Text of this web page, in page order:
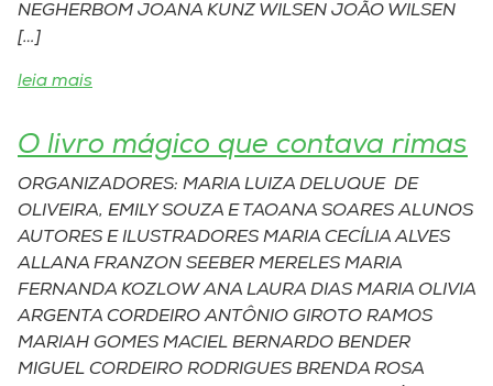
NEGHERBOM JOANA KUNZ WILSEN JOÃO WILSEN
[…]
leia mais
O livro mágico que contava rimas
ORGANIZADORES: MARIA LUIZA DELUQUE DE
OLIVEIRA, EMILY SOUZA E TAOANA SOARES ALUNOS
AUTORES E ILUSTRADORES MARIA CECÍLIA ALVES
ALLANA FRANZON SEEBER MERELES MARIA
FERNANDA KOZLOW ANA LAURA DIAS MARIA OLIVIA
ARGENTA CORDEIRO ANTÔNIO GIROTO RAMOS
MARIAH GOMES MACIEL BERNARDO BENDER
MIGUEL CORDEIRO RODRIGUES BRENDA ROSA